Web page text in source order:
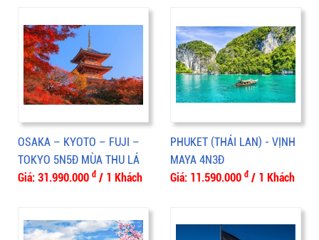
OSAKA – KYOTO – FUJI –
TOKYO 5N5Đ MÙA THU LÁ
ĐỎ
Giá: 31.990.000 đ / 1 Khách
PHUKET (THÁI LAN) - VỊNH
MAYA 4N3Đ
Giá: 11.590.000 đ / 1 Khách